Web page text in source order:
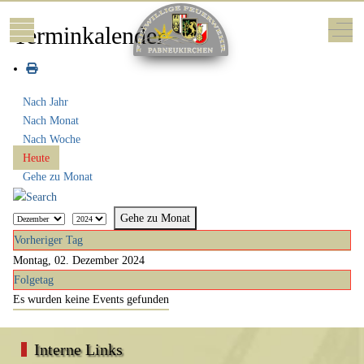
Mobile Menu Toggle Off-
Terminkalender
Nach Jahr
Nach Monat
Nach Woche
Heute
Gehe zu Monat
Gehe zu Monat
Vorheriger Tag
Montag, 02. Dezember 2024
Folgetag
Es wurden keine Events gefunden
Interne Links